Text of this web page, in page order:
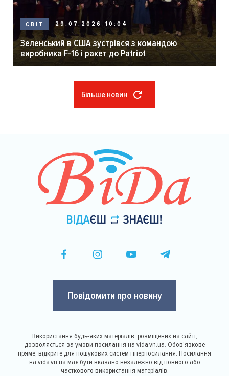
СВІТ 29.07.2026 10:04
Зеленський в США зустрівся з командою
виробника F-16 і ракет до Patriot
Більше новин
Повідомити про новину
Використання будь-яких матеріалів, розміщених на сайті,
дозволяється за умови посилання на vida.vn.ua. Обов'язкове
пряме, відкрите для пошукових систем гіперпосилання. Посилання
на vida.vn.ua має бути вказано незалежно від повного або
часткового використання матеріалів.